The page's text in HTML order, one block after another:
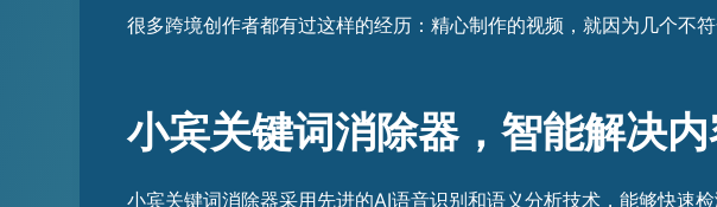
很多跨境创作者都有过这样的经历：精心制作的视频，就因为几个不
小宾关键词消除器，智能解决
小宾关键词消除器采用先进的AI语音识别和语义分析技术，能够快速